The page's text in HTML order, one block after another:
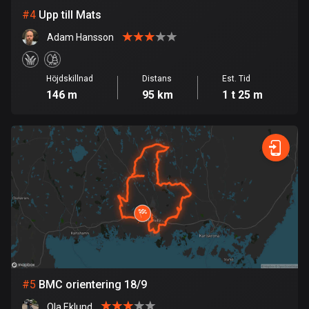
2 rutter
590 rutter
Colombia
Cooköarna
2 rutter
Costa Rica
149 rutter
Curaçao
Cypern
#4 Upp till Mats
Adam Hansson
Höjdskillnad
146 m
Distans
95 km
Est. Tid
1 t 25 m
#5 BMC orientering 18/9
Ola Eklund